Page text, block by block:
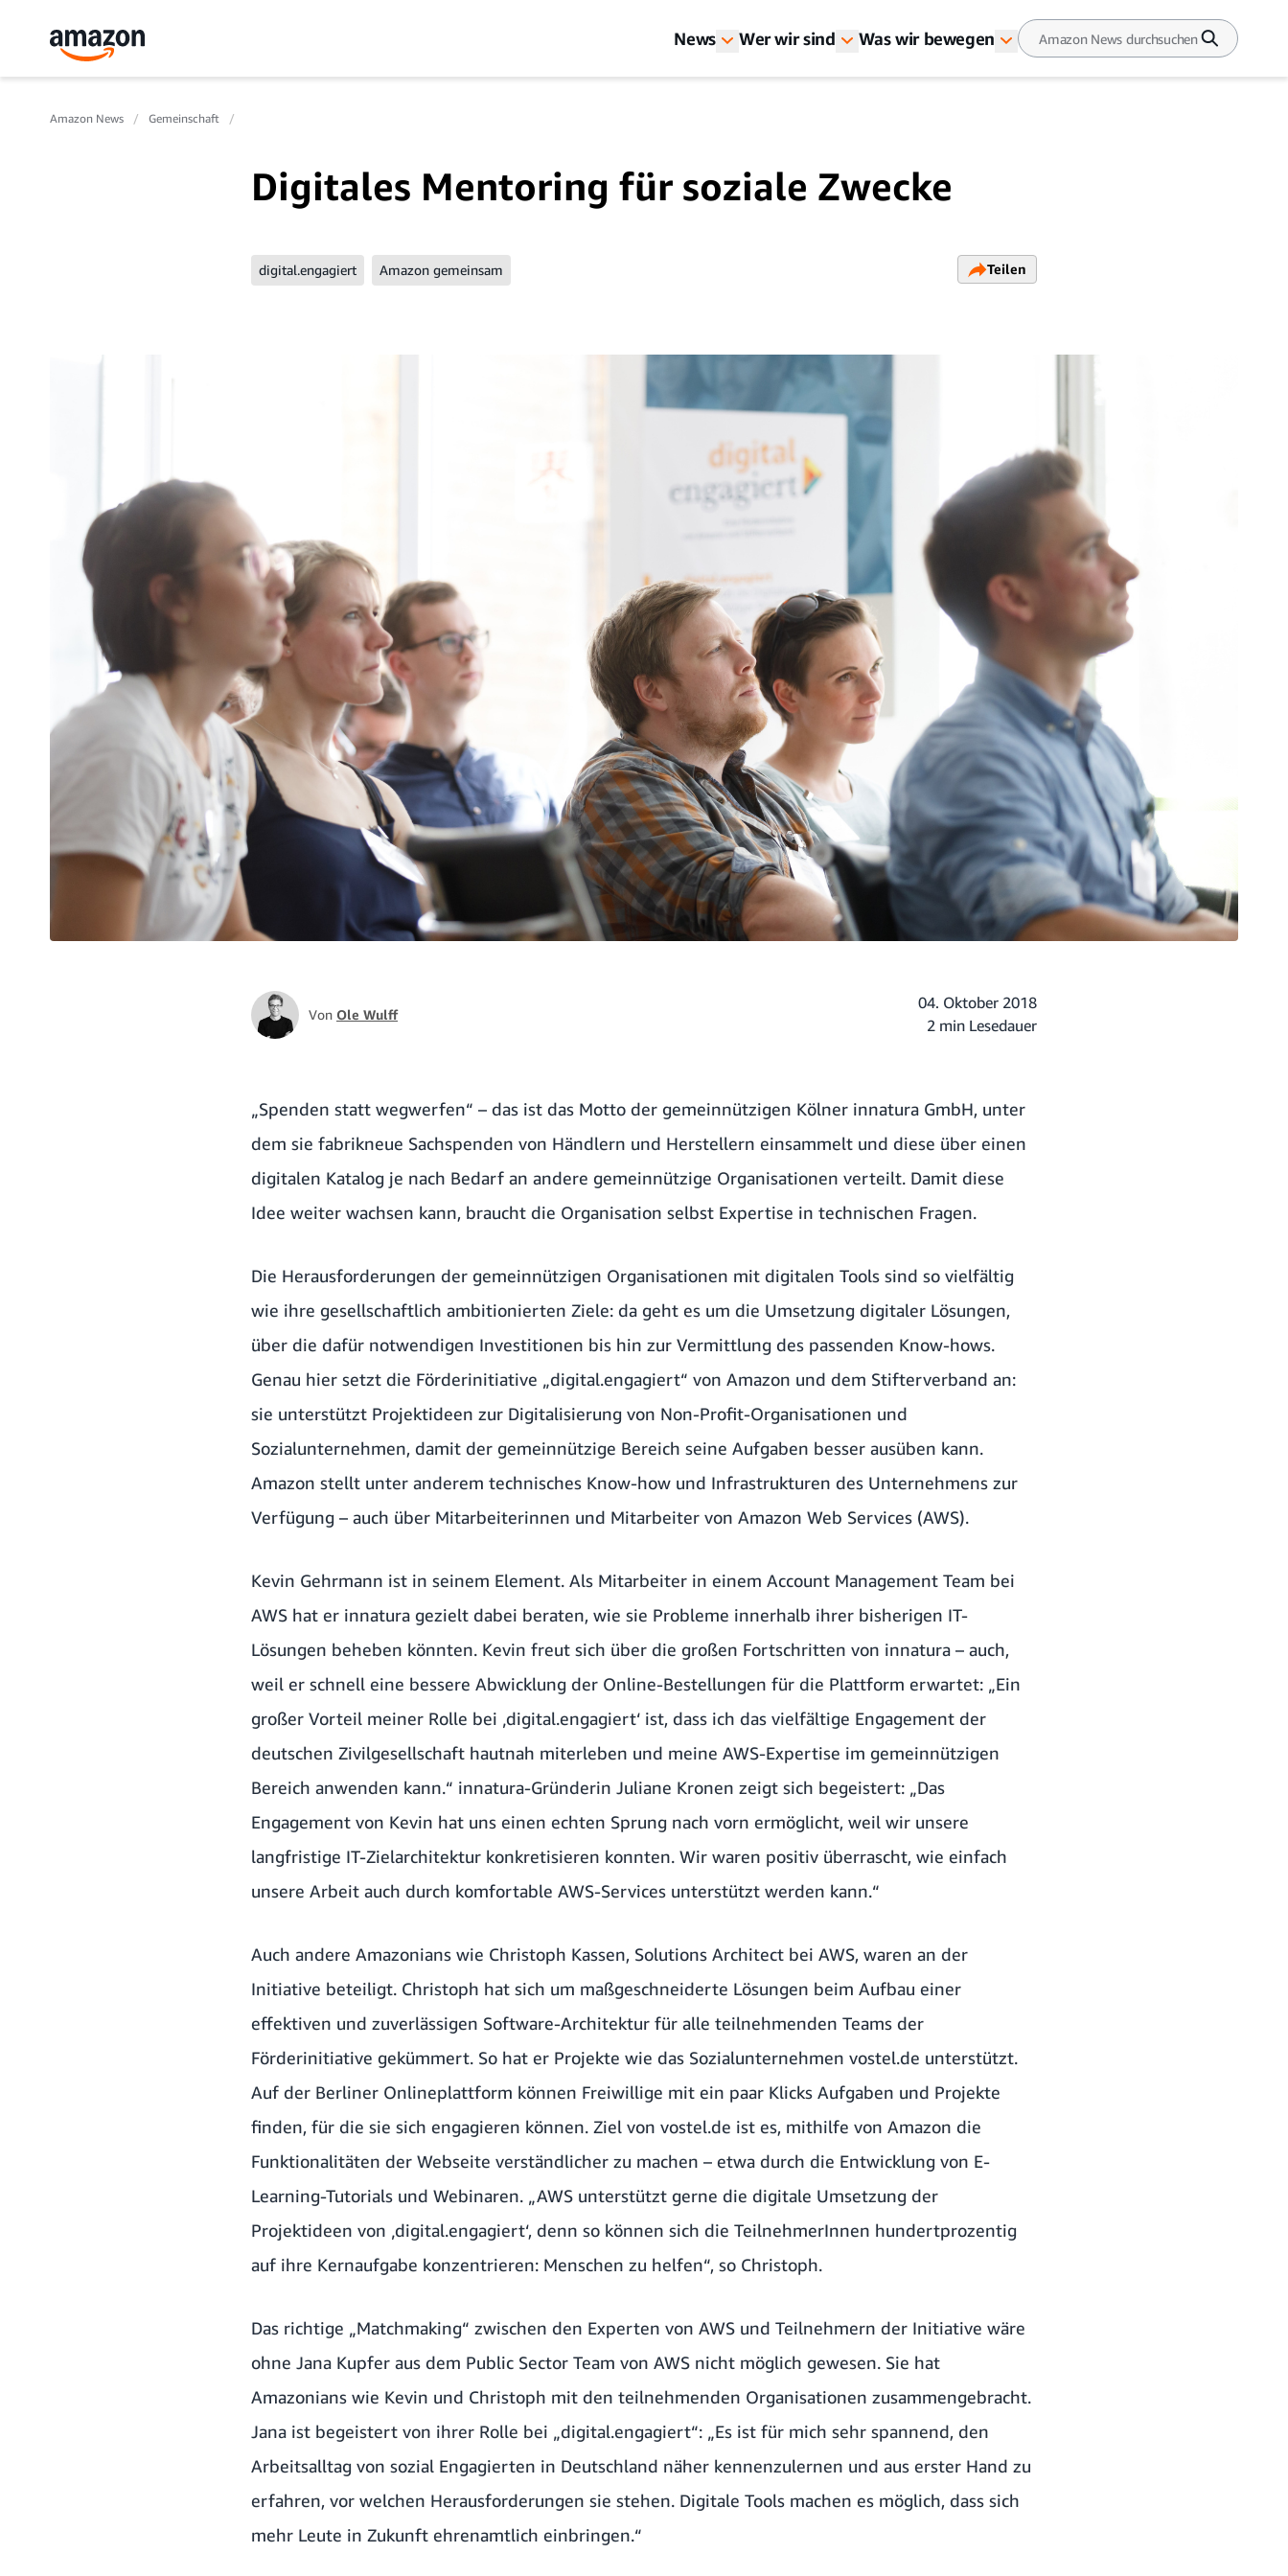
News Wer wir sind Was wir bewegen
Amazon News Gemeinschaft
Digitales Mentoring für soziale Zwecke
digital.engagiert Amazon gemeinsam Teilen
Von Ole Wulff
04. Oktober 2018
2 min Lesedauer
„Spenden statt wegwerfen“ – das ist das Motto der gemeinnützigen Kölner innatura GmbH, unter
dem sie fabrikneue Sachspenden von Händlern und Herstellern einsammelt und diese über einen
digitalen Katalog je nach Bedarf an andere gemeinnützige Organisationen verteilt. Damit diese
Idee weiter wachsen kann, braucht die Organisation selbst Expertise in technischen Fragen.
Die Herausforderungen der gemeinnützigen Organisationen mit digitalen Tools sind so vielfältig
wie ihre gesellschaftlich ambitionierten Ziele: da geht es um die Umsetzung digitaler Lösungen,
über die dafür notwendigen Investitionen bis hin zur Vermittlung des passenden Know-hows.
Genau hier setzt die Förderinitiative „digital.engagiert“ von Amazon und dem Stifterverband an:
sie unterstützt Projektideen zur Digitalisierung von Non-Profit-Organisationen und
Sozialunternehmen, damit der gemeinnützige Bereich seine Aufgaben besser ausüben kann.
Amazon stellt unter anderem technisches Know-how und Infrastrukturen des Unternehmens zur
Verfügung – auch über Mitarbeiterinnen und Mitarbeiter von Amazon Web Services (AWS).
Kevin Gehrmann ist in seinem Element. Als Mitarbeiter in einem Account Management Team bei
AWS hat er innatura gezielt dabei beraten, wie sie Probleme innerhalb ihrer bisherigen IT-
Lösungen beheben könnten. Kevin freut sich über die großen Fortschritten von innatura – auch,
weil er schnell eine bessere Abwicklung der Online-Bestellungen für die Plattform erwartet: „Ein
großer Vorteil meiner Rolle bei ‚digital.engagiert‘ ist, dass ich das vielfältige Engagement der
deutschen Zivilgesellschaft hautnah miterleben und meine AWS-Expertise im gemeinnützigen
Bereich anwenden kann.“ innatura-Gründerin Juliane Kronen zeigt sich begeistert: „Das
Engagement von Kevin hat uns einen echten Sprung nach vorn ermöglicht, weil wir unsere
langfristige IT-Zielarchitektur konkretisieren konnten. Wir waren positiv überrascht, wie einfach
unsere Arbeit auch durch komfortable AWS-Services unterstützt werden kann.“
Auch andere Amazonians wie Christoph Kassen, Solutions Architect bei AWS, waren an der
Initiative beteiligt. Christoph hat sich um maßgeschneiderte Lösungen beim Aufbau einer
effektiven und zuverlässigen Software-Architektur für alle teilnehmenden Teams der
Förderinitiative gekümmert. So hat er Projekte wie das Sozialunternehmen vostel.de unterstützt.
Auf der Berliner Onlineplattform können Freiwillige mit ein paar Klicks Aufgaben und Projekte
finden, für die sie sich engagieren können. Ziel von vostel.de ist es, mithilfe von Amazon die
Funktionalitäten der Webseite verständlicher zu machen – etwa durch die Entwicklung von E-
Learning-Tutorials und Webinaren. „AWS unterstützt gerne die digitale Umsetzung der
Projektideen von ‚digital.engagiert‘, denn so können sich die TeilnehmerInnen hundertprozentig
auf ihre Kernaufgabe konzentrieren: Menschen zu helfen“, so Christoph.
Das richtige „Matchmaking“ zwischen den Experten von AWS und Teilnehmern der Initiative wäre
ohne Jana Kupfer aus dem Public Sector Team von AWS nicht möglich gewesen. Sie hat
Amazonians wie Kevin und Christoph mit den teilnehmenden Organisationen zusammengebracht.
Jana ist begeistert von ihrer Rolle bei „digital.engagiert“: „Es ist für mich sehr spannend, den
Arbeitsalltag von sozial Engagierten in Deutschland näher kennenzulernen und aus erster Hand zu
erfahren, vor welchen Herausforderungen sie stehen. Digitale Tools machen es möglich, dass sich
mehr Leute in Zukunft ehrenamtlich einbringen.“